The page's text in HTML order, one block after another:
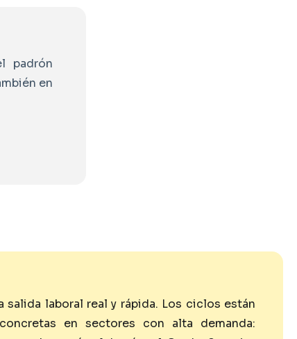
padrón
en
salida laboral real y rápida. Los ciclos están
en sectores con alta demanda: